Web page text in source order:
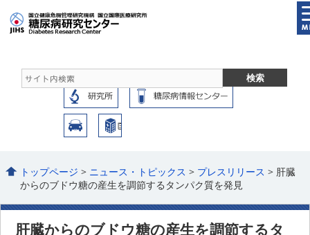
トップページ > ニュース・トピックス > プレスリリース > 肝臓
からのブドウ糖の産生を調節するタンパク質を発見
肝臓からのブドウ糖の産生を調節するタ